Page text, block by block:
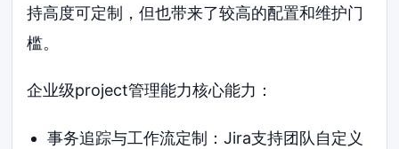
持高度可定制，但也带来了较高的配置和维护门
槛。
企业级project管理能力核心能力：
事务追踪与工作流定制：Jira支持团队自定义